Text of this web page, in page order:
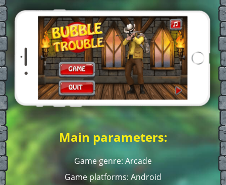
Main parameters:
Game genre: Arcade
Game platforms: Android